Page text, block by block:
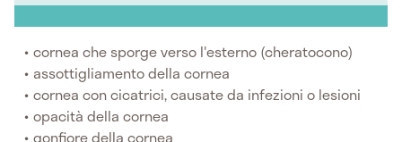
cornea che sporge verso l'esterno (cheratocono)
assottigliamento della cornea
cornea con cicatrici, causate da infezioni o lesioni
opacità della cornea
gonfiore della cornea